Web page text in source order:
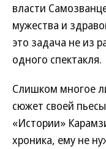
власти
мужества и
это задача не из
одного спектакля.
Слишком многое
сюжет своей
«Истории»
хроника, ему не